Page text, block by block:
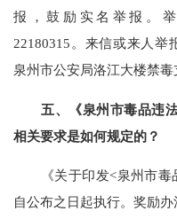
报，鼓励实名举报。举
22180315。来信或来人举
泉州市公安局洛江大楼禁毒
五、《泉州市毒品违法
相关要求是如何规定的？
《关于印发<泉州市毒
自公布之日起执行。奖励办